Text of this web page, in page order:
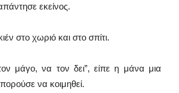
απάντησε εκείνος.
στο χωριό και στο σπίτι.
μάγο, να τον δει”, είπε η μάνα μια
να κοιμηθεί.